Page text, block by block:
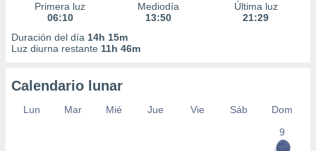
Primera luz
06:10
Mediodía
13:50
Última luz
21:29
Duración del día 14h 15m
Luz diurna restante 11h 46m
Calendario lunar
Lun Mar Mié Jue Vie Sáb
Dom
9